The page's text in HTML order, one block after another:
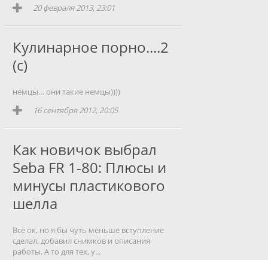
20 февраля 2013, 23:01
Кулинарное порно....2
(с)
немцы… они такие немцы))))
16 сентября 2012, 20:05
Как новичок выбрал
Seba FR 1-80: Плюсы и
минусы пластикового
шелла
Всё ок, но я бы чуть меньше вступление
сделал, добавил снимков и описания
работы. А то для тех, у...